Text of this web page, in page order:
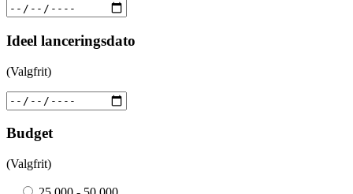
Ideel lanceringsdato
(Valgfrit)
Budget
(Valgfrit)